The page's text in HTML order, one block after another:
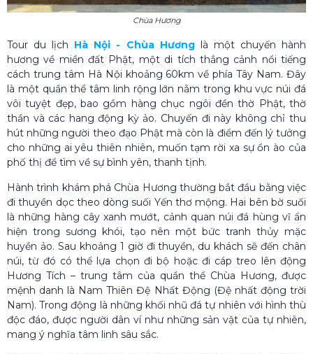
Chùa Hương
Tour du lịch Hà Nội - Chùa Hươnglà một chuyến hành
hương về miền đất Phật, một di tích thắng cảnh nổi tiếng
cách trung tâm Hà Nội khoảng 60km về phía Tây Nam. Đây
là một quần thể tâm linh rộng lớn nằm trong khu vực núi đá
vôi tuyệt đẹp, bao gồm hàng chục ngôi đền thờ Phật, thờ
thần và các hang động kỳ ảo. Chuyến đi này không chỉ thu
hút những người theo đạo Phật mà còn là điểm đến lý tưởng
cho những ai yêu thiên nhiên, muốn tạm rời xa sự ồn ào của
phố thị để tìm về sự bình yên, thanh tịnh.
Hành trình khám phá Chùa Hương thường bắt đầu bằng việc
đi thuyền dọc theo dòng suối Yến thơ mộng. Hai bên bờ suối
là những hàng cây xanh mướt, cảnh quan núi đá hùng vĩ ẩn
hiện trong sương khói, tạo nên một bức tranh thủy mặc
huyền ảo. Sau khoảng 1 giờ đi thuyền, du khách sẽ đến chân
núi, từ đó có thể lựa chọn đi bộ hoặc đi cáp treo lên động
Hương Tích – trung tâm của quần thể Chùa Hương, được
mệnh danh là Nam Thiên Đệ Nhất Động (Đệ nhất động trời
Nam). Trong động là những khối nhũ đá tự nhiên với hình thù
độc đáo, được người dân ví như những sản vật của tự nhiên,
mang ý nghĩa tâm linh sâu sắc.